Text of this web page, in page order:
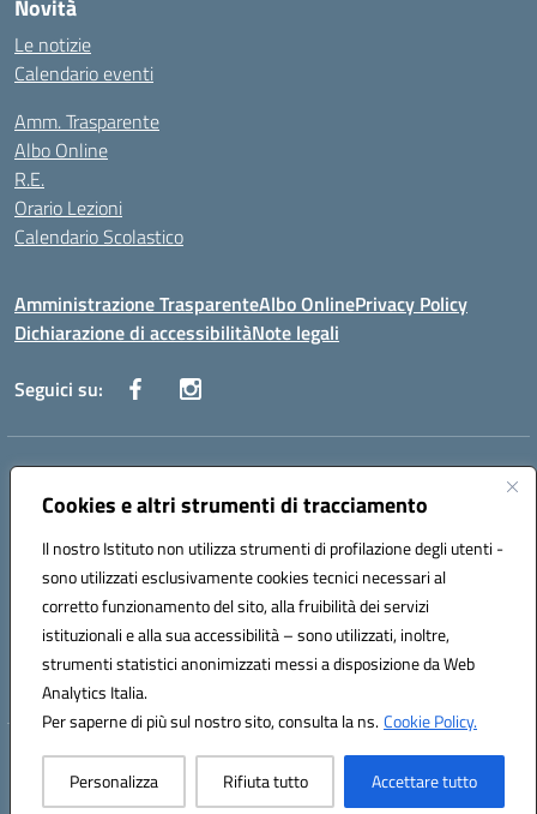
Cookies e altri strumenti di tracciamento
Il nostro Istituto non utilizza strumenti di profilazione degli utenti -
sono utilizzati esclusivamente cookies tecnici necessari al
corretto funzionamento del sito, alla fruibilità dei servizi
istituzionali e alla sua accessibilità – sono utilizzati, inoltre,
strumenti statistici anonimizzati messi a disposizione da Web
Analytics Italia.
Per saperne di più sul nostro sito, consulta la ns.Cookie Policy.
Personalizza Rifiuta tutto Accettare tutto
Novità
Le notizie
Calendario eventi
Amm. Trasparente
Albo Online
R.E.
Orario Lezioni
Calendario Scolastico
Amministrazione TrasparenteAlbo OnlinePrivacy Policy
Dichiarazione di accessibilitàNote legali
Seguici su:
Indirizzo:Via Vecchini n. 2, Ancona 60123 - Via M. Marini n. 33, Ancona
60129
Posta elettronica certificata (PEC):anis01200g@pec.istruzione.it
Codice fiscale: 93122280428
Codice meccanografico:ANIS01200G
Codice Indice delle Pubbliche Amministrazioni (IPA): istsc_ANIS01200G
Codice unico di fatturazione (CUF): UF434M
Hosting & Powered by 3D Solution S.r.l.
Concept & Design by Designers Italia